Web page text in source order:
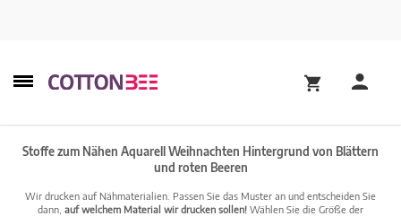
Stoffe zum Nähen Aquarell Weihnachten Hintergrund von Blättern
und roten Beeren
Wir drucken auf Nähmaterialien. Passen Sie das Muster an und entscheiden Sie
dann, auf welchem Material wir drucken sollen! Wählen Sie die Größe der